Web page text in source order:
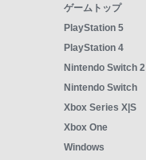
ゲームトップ
PlayStation 5
PlayStation 4
Nintendo Switch 2
Nintendo Switch
Xbox Series X|S
Xbox One
Windows